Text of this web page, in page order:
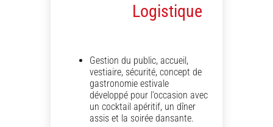
Logistique
Gestion du public, accueil,
vestiaire, sécurité, concept de
gastronomie estivale
développé pour l’occasion avec
un cocktail apéritif, un dîner
assis et la soirée dansante.